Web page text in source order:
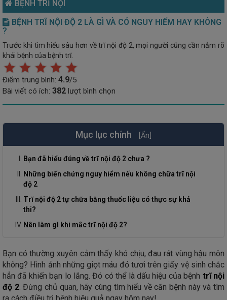
BỆNH TRĨ NỘI
BỆNH TRĨ NỘI ĐỘ 2 LÀ GÌ VÀ CÓ NGUY HIỂM HAY KHÔNG
?
Trước khi tìm hiểu sâu hơn về trĩ nội độ 2, mọi người cũng cần nắm rõ
khái bệnh của bệnh trĩ.
Điểm trung bình: 4.9/5
Bài viết có ích: 382 lượt bình chọn
Mục lục chính [Ẩn]
Bạn đã hiểu đúng về trĩ nội độ 2 chưa ?
Những biến chứng nguy hiểm nếu không chữa trĩ nội
độ 2
Trĩ nội độ 2 tự chữa bằng thuốc liệu có thực sự khả
thi?
Nên làm gì khi mắc trĩ nội độ 2?
Bạn có thường xuyên cảm thấy khó chịu, đau rát vùng hậu môn
không? Hình ảnh những giọt máu đỏ tươi trên giấy vệ sinh chắc
hẳn đã khiến bạn lo lắng. Đó có thể là dấu hiệu của bệnh trĩ nội
độ 2. Đừng chủ quan, hãy cùng tìm hiểu về căn bệnh này và tìm
ra cách điều trị bệnh hiệu quả ngay hôm nay!